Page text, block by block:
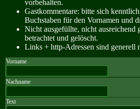
vorbehalten.
Gastkommentare: bitte sich
Buchstaben für den Vornamen und
Nicht ausgefüllte, nicht ausreichend
betrachtet und gelöscht.
Links + http-Adressen sind generell
Vorname
Nachname
Text